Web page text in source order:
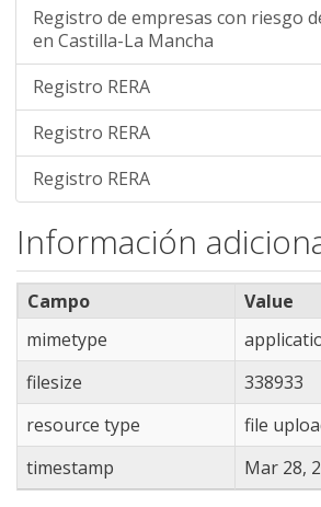
Registro de empresas con riesgo
en Castilla-La Mancha
Registro RERA
Registro RERA
Registro RERA
Información
Campo
Value
mimetype
filesize
338933
resource type
file
timestamp
Mar 28,